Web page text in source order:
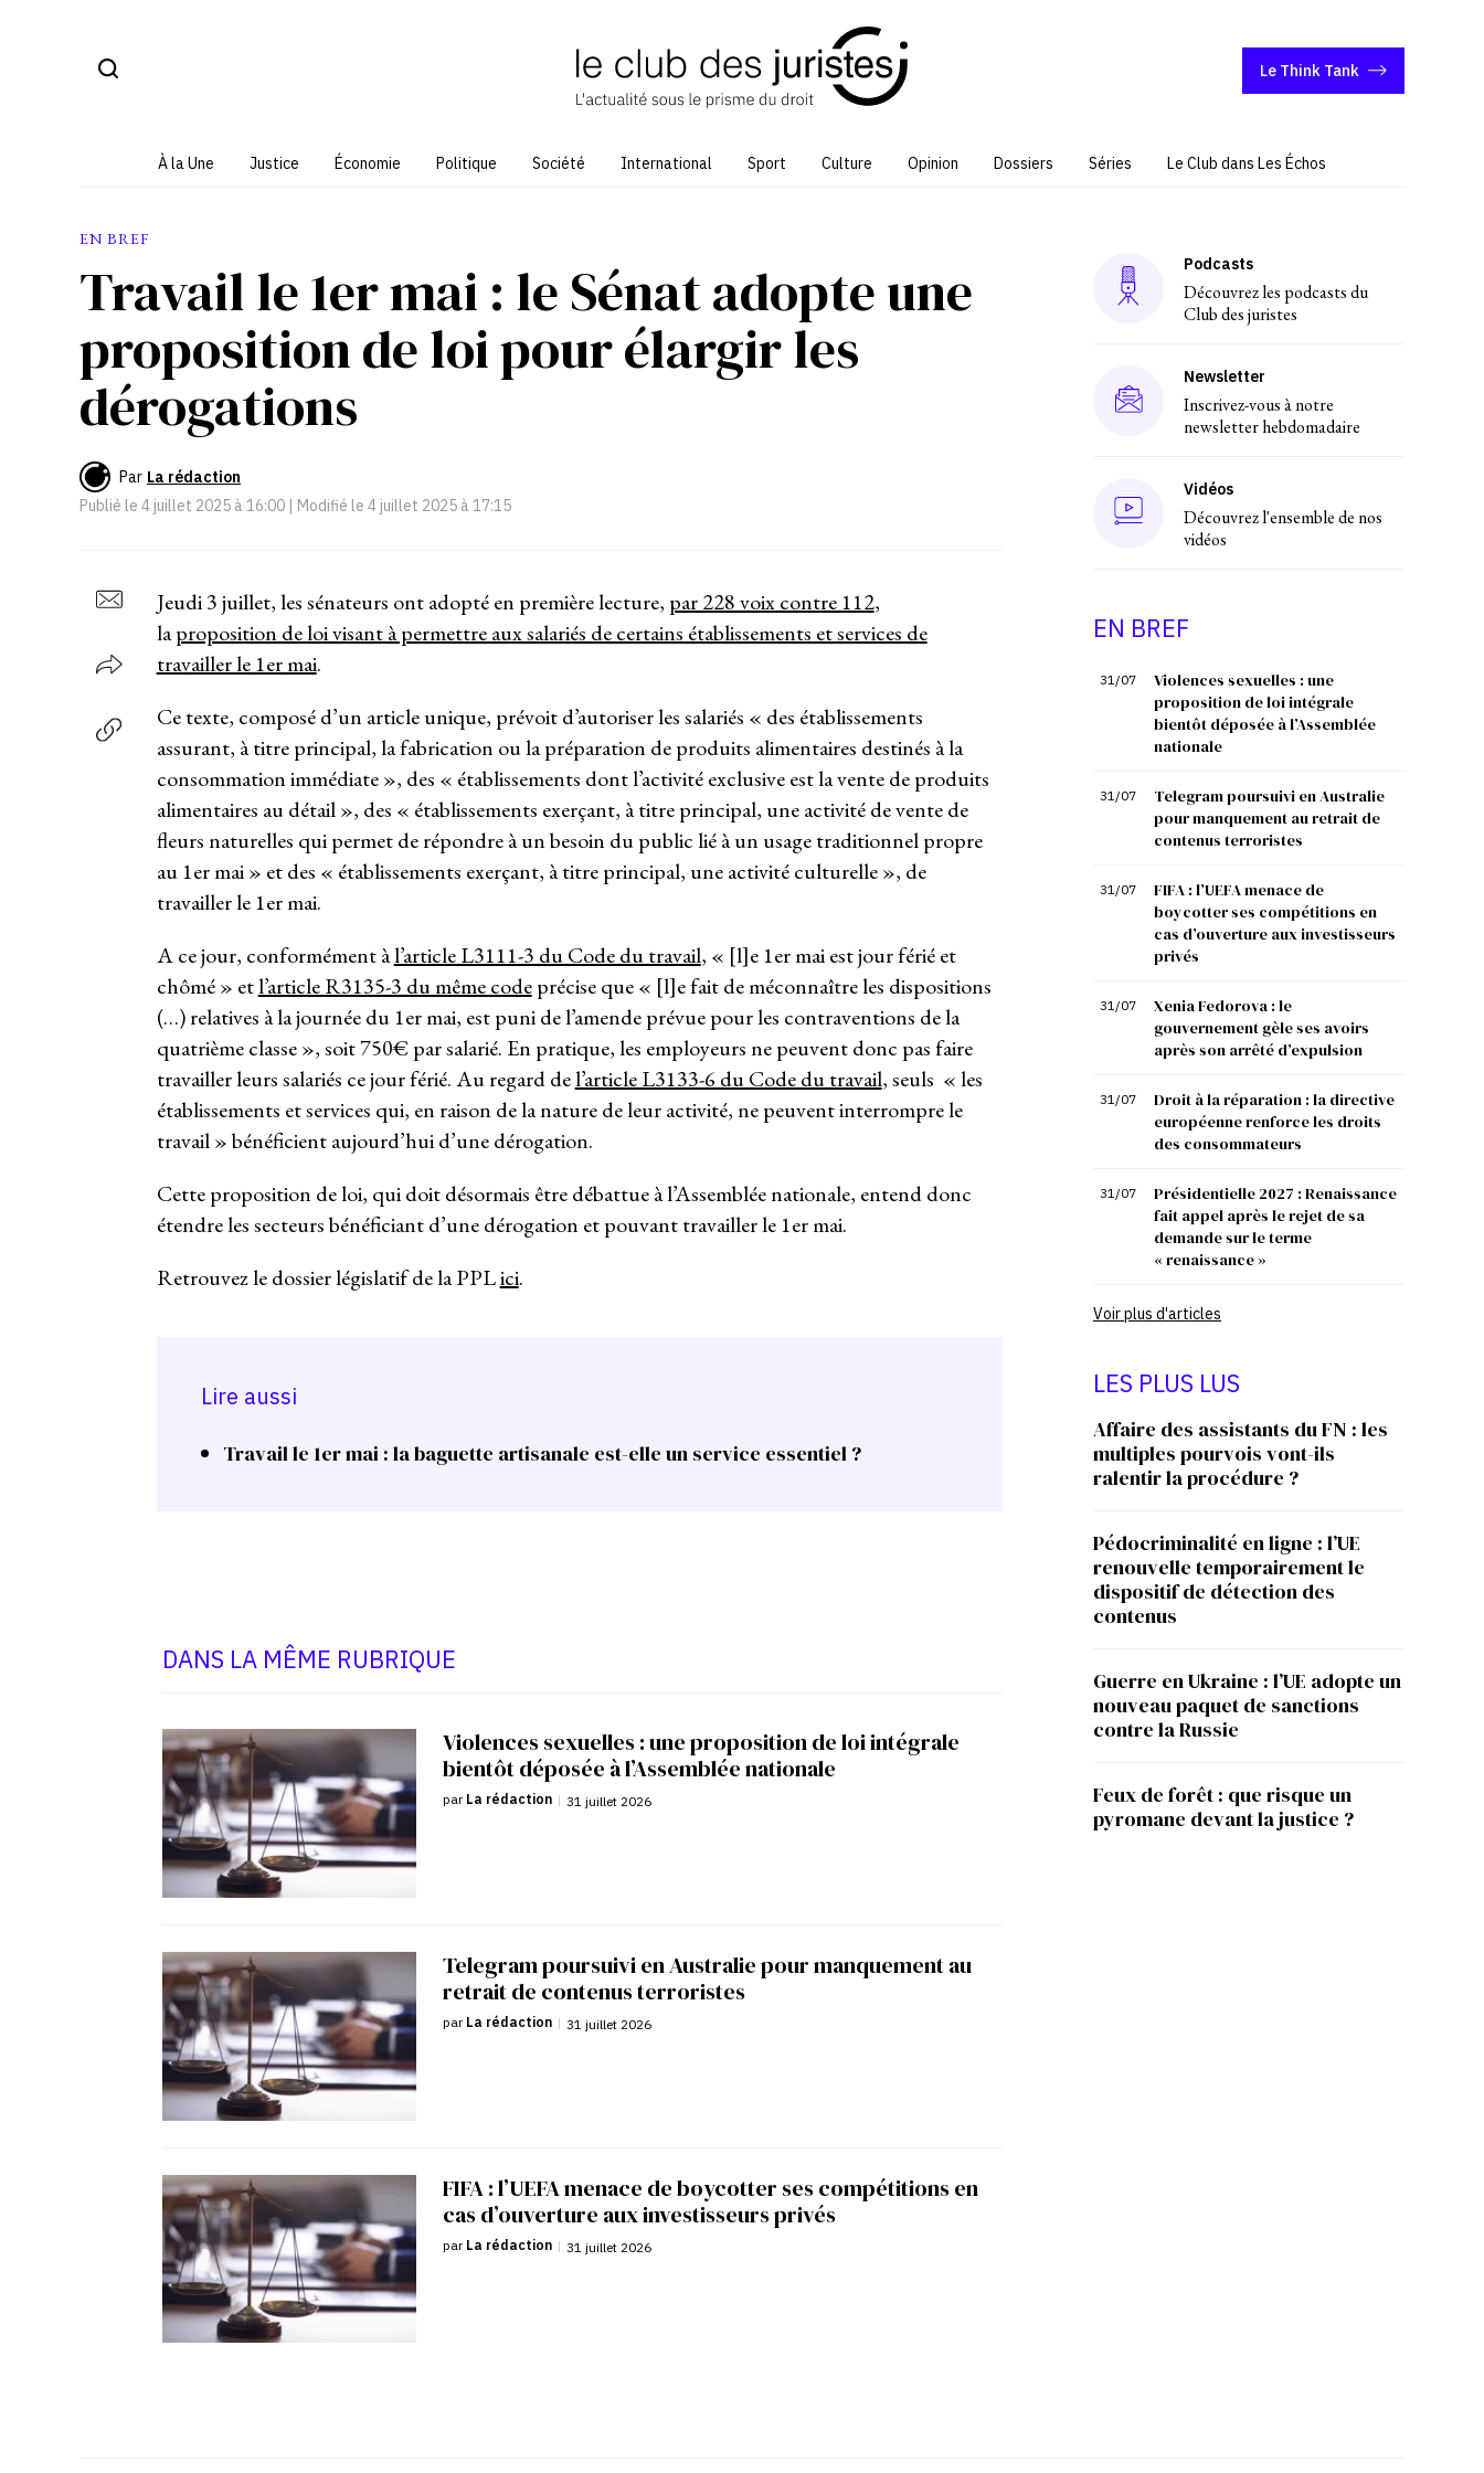
Le Think Tank
À la Une Justice Économie Politique Société International Sport Culture Opinion Dossiers Séries Le Club dans Les Échos
EN BREF
Travail le 1er mai : le Sénat adopte une
proposition de loi pour élargir les
dérogations
Par La rédaction
Publié le 4 juillet 2025 à 16:00 | Modifié le 4 juillet 2025 à 17:15
Jeudi 3 juillet, les sénateurs ont adopté en première lecture, par 228 voix contre 112,
laproposition de loi visant à permettre aux salariés de certains établissements et services de
travailler le 1er mai.
Ce texte, composé d’un article unique, prévoit d’autoriser les salariés « des établissements
assurant, à titre principal, la fabrication ou la préparation de produits alimentaires destinés à la
consommation immédiate », des « établissements dont l’activité exclusive est la vente de produits
alimentaires au détail », des « établissements exerçant, à titre principal, une activité de vente de
fleurs naturelles qui permet de répondre à un besoin du public lié à un usage traditionnel propre
au 1er mai » et des « établissements exerçant, à titre principal, une activité culturelle », de
travailler le 1er mai.
A ce jour, conformément àl’article L3111-3 du Code du travail, « [l]e 1er mai est jour férié et
chômé » etl’article R3135-3 du même codeprécise que « [l]e fait de méconnaître les dispositions
(…) relatives à la journée du 1er mai, est puni de l’amende prévue pour les contraventions de la
quatrième classe », soit 750€ par salarié. En pratique, les employeurs ne peuvent donc pas faire
travailler leurs salariés ce jour férié. Au regard del’article L3133-6 du Code du travail, seuls « les
établissements et services qui, en raison de la nature de leur activité, ne peuvent interrompre le
travail » bénéficient aujourd’hui d’une dérogation.
Cette proposition de loi, qui doit désormais être débattue à l’Assemblée nationale, entend donc
étendre les secteurs bénéficiant d’une dérogation et pouvant travailler le 1er mai.
Retrouvez le dossier législatif de la PPLici.
Lire aussi
Travail le 1er mai : la baguette artisanale est-elle un service essentiel ?
DANS LA MÊME RUBRIQUE
Violences sexuelles : une proposition de loi intégrale
bientôt déposée à l’Assemblée nationale
par La rédaction | 31 juillet 2026
Telegram poursuivi en Australie pour manquement au
retrait de contenus terroristes
par La rédaction | 31 juillet 2026
FIFA : l’UEFA menace de boycotter ses compétitions en
cas d’ouverture aux investisseurs privés
par La rédaction | 31 juillet 2026
Podcasts
Découvrez les podcasts du
Club des juristes
Newsletter
Inscrivez-vous à notre
newsletter hebdomadaire
Vidéos
Découvrez l'ensemble de nos
vidéos
EN BREF
31/07
Violences sexuelles : une
proposition de loi intégrale
bientôt déposée à l’Assemblée
nationale
31/07
Telegram poursuivi en Australie
pour manquement au retrait de
contenus terroristes
31/07
FIFA : l’UEFA menace de
boycotter ses compétitions en
cas d’ouverture aux investisseurs
privés
31/07
Xenia Fedorova : le
gouvernement gèle ses avoirs
après son arrêté d’expulsion
31/07
Droit à la réparation : la directive
européenne renforce les droits
des consommateurs
31/07
Présidentielle 2027 : Renaissance
fait appel après le rejet de sa
demande sur le terme
« renaissance »
Voir plus d'articles
LES PLUS LUS
Affaire des assistants du FN : les
multiples pourvois vont-ils
ralentir la procédure ?
Pédocriminalité en ligne : l’UE
renouvelle temporairement le
dispositif de détection des
contenus
Guerre en Ukraine : l’UE adopte un
nouveau paquet de sanctions
contre la Russie
Feux de forêt : que risque un
pyromane devant la justice ?